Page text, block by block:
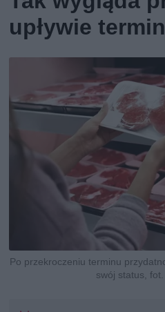
upływie
Po przekroczeniu terminu
swój status,